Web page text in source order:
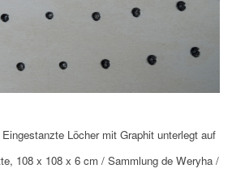
Löcher mit Graphit unterlegt auf
108 x 108 x 6 cm / Sammlung de Weryha /